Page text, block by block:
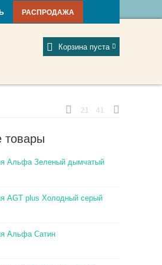
Мой профиль
Корзина пуста
РАСПРОДАЖА
21 41
товары
Альфа Зеленый дымчатый
AGT plus Холодный серый
Альфа Сатин